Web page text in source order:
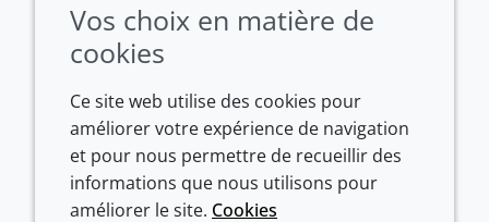
Conditions of sale
Vos choix en matière de
cookies
Ce site web utilise des cookies pour
améliorer votre expérience de navigation
et pour nous permettre de recueillir des
informations que nous utilisons pour
améliorer le site. Cookies